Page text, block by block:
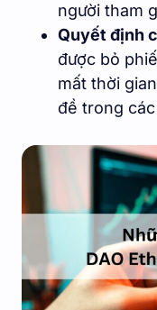
người tham
Quyết định
được bỏ
mất thời
đề trong